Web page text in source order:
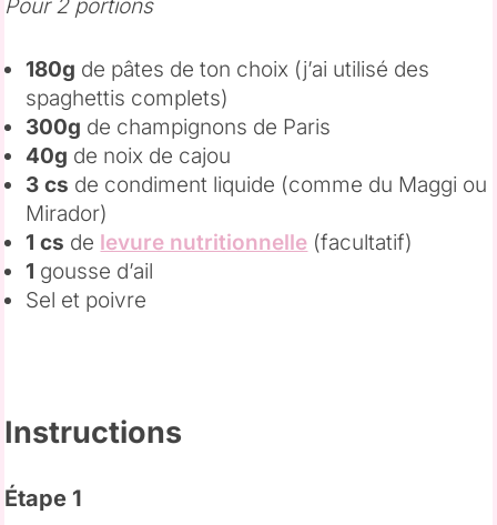
Pour 2 portions
180g de pâtes de ton choix (j’ai utilisé des
spaghettis complets)
300g de champignons de Paris
40g de noix de cajou
3 cs de condiment liquide (comme du Maggi ou
Mirador)
1 cs de levure nutritionnelle (facultatif)
1 gousse d’ail
Sel et poivre
Instructions
Étape 1